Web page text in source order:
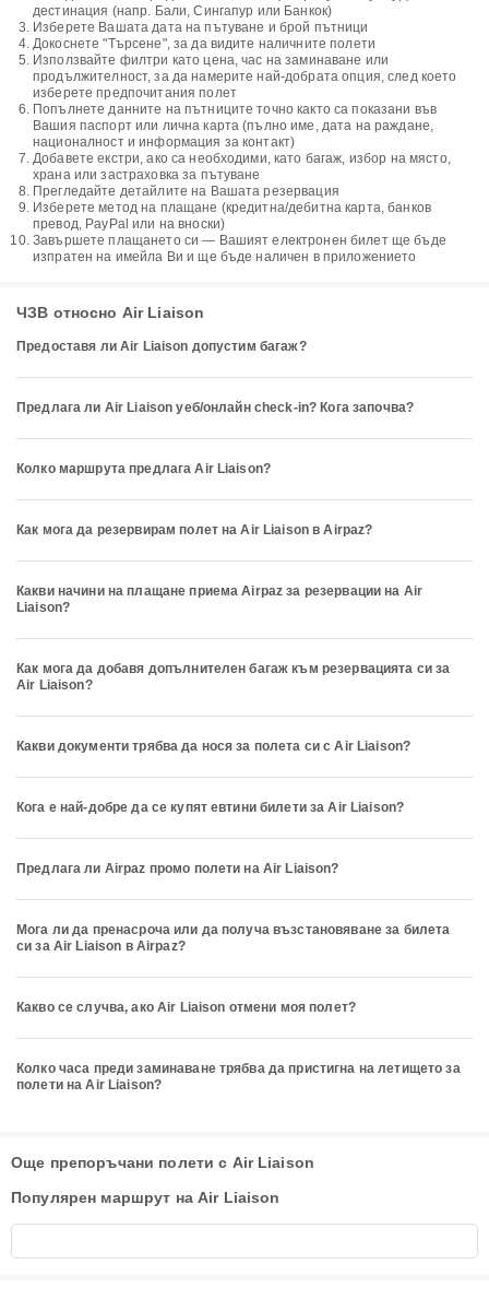
дестинация (напр. Бали, Сингапур или Банкок)
Изберете Вашата дата на пътуване и брой пътници
Докоснете "Търсене", за да видите наличните полети
Използвайте филтри като цена, час на заминаване или
продължителност, за да намерите най-добрата опция, след което
изберете предпочитания полет
Попълнете данните на пътниците точно както са показани във
Вашия паспорт или лична карта (пълно име, дата на раждане,
националност и информация за контакт)
Добавете екстри, ако са необходими, като багаж, избор на място,
храна или застраховка за пътуване
Прегледайте детайлите на Вашата резервация
Изберете метод на плащане (кредитна/дебитна карта, банков
превод, PayPal или на вноски)
Завършете плащането си — Вашият електронен билет ще бъде
изпратен на имейла Ви и ще бъде наличен в приложението
ЧЗВ относно Air Liaison
Предоставя ли Air Liaison допустим багаж?
Предлага ли Air Liaison уеб/онлайн check-in? Кога започва?
Колко маршрута предлага Air Liaison?
Как мога да резервирам полет на Air Liaison в Airpaz?
Какви начини на плащане приема Airpaz за резервации на Air
Liaison?
Как мога да добавя допълнителен багаж към резервацията си за
Air Liaison?
Какви документи трябва да нося за полета си с Air Liaison?
Кога е най-добре да се купят евтини билети за Air Liaison?
Предлага ли Airpaz промо полети на Air Liaison?
Мога ли да пренасроча или да получа възстановяване за билета
си за Air Liaison в Airpaz?
Какво се случва, ако Air Liaison отмени моя полет?
Колко часа преди заминаване трябва да пристигна на летището за
полети на Air Liaison?
Още препоръчани полети с Air Liaison
Популярен маршрут на Air Liaison